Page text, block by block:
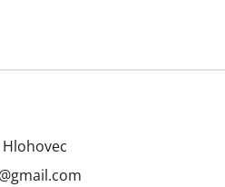
Hlohovec
@gmail.com